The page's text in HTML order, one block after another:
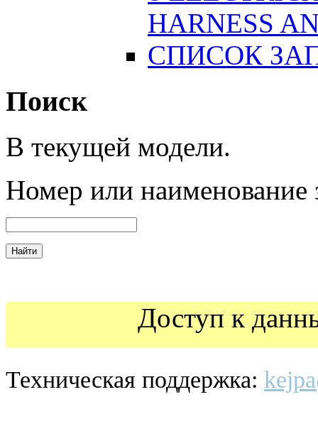
HARNESS
СПИСОК
Поиск
В текущей модели.
Номер или наименование
Доступ к
Техническая поддержка: